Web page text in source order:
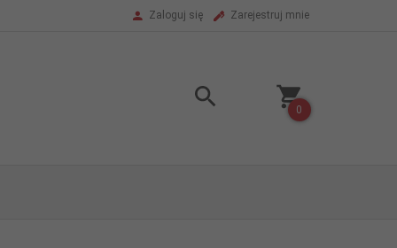
Zaloguj się Zarejestruj mnie
0